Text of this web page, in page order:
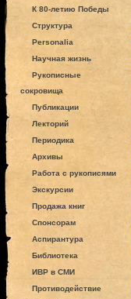
К 80-летию Победы
Структура
Personalia
Научная жизнь
Рукописные
сокровища
Публикации
Лекторий
Периодика
Архивы
Работа с рукописями
Экскурсии
Продажа книг
Спонсорам
Аспирантура
Библиотека
ИВР в СМИ
Противодействие